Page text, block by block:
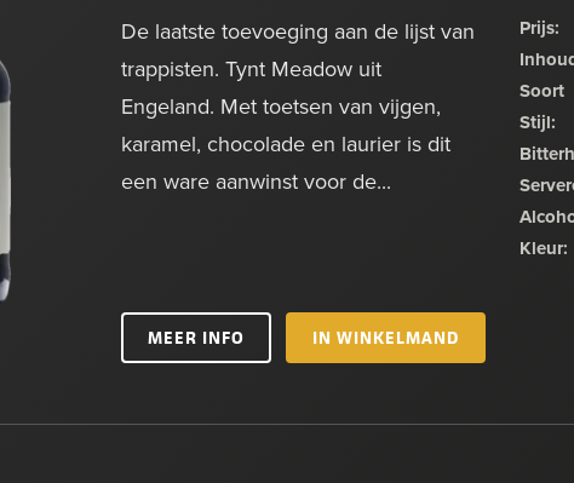
De laatste toevoeging aan de lijst van
trappisten. Tynt Meadow uit
Engeland. Met toetsen van vijgen,
karamel, chocolade en laurier is dit
een ware aanwinst voor de...
Prijs:
Soort
Stijl:
Kleur:
MEER INFO IN WINKELMAND